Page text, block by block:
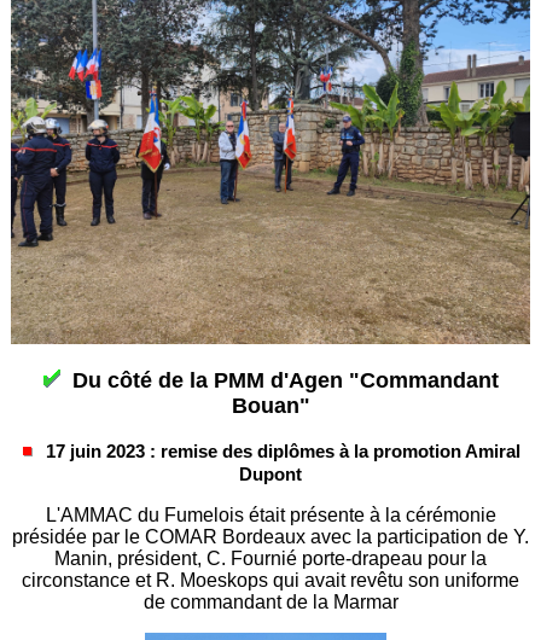
Du côté de la PMM d'Agen "Commandant
Bouan"
17 juin 2023 : remise des diplômes à la promotion Amiral
Dupont
L'AMMAC du Fumelois était présente à la cérémonie
présidée par le COMAR Bordeaux avec la participation de Y.
Manin, président, C. Fournié porte-drapeau pour la
circonstance et R. Moeskops qui avait revêtu son uniforme
de commandant de la Marmar